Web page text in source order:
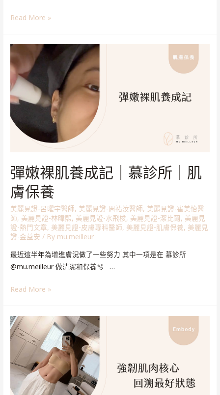
Read More »
彈嫩裸肌養成記｜慕診所｜肌
膚保養
美麗見證-呂曜宇醫師, 美麗見證-周祐汝醫師, 美麗見證-崔美怡醫
師, 美麗見證-林暐熙, 美麗見證-水飛梭, 美麗見證-潔比爾, 美麗見
證-熱門文章, 美麗見證-皮膚專科醫師, 美麗見證-肌膚保養, 美麗見
證-金益安 / By mu.meilleur
最近這半年為增進膚況做了一些努力 其中一項是在 慕診所
@mu.meilleur 做清潔和保養🫧 …
Read More »